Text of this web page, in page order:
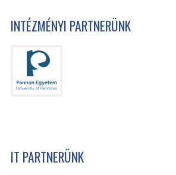
INTÉZMÉNYI PARTNERÜNK
IT PARTNERÜNK